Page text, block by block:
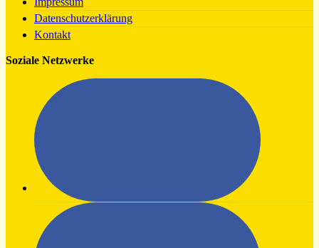
Datenschutzerklärung
Kontakt
Soziale Netzwerke